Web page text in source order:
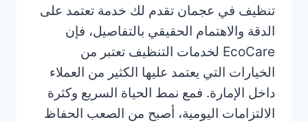
تنظيف في عجمان تقدم لك خدمة تعتمد على
الدقة والاهتمام الحقيقي بالتفاصيل، فإن
EcoCare لخدمات التنظيف تعتبر من
الخيارات التي يعتمد عليها الكثير من العملاء
داخل الإمارة. فمع نمط الحياة السريع وكثرة
الالتزامات اليومية، أصبح من الصعب الحفاظ